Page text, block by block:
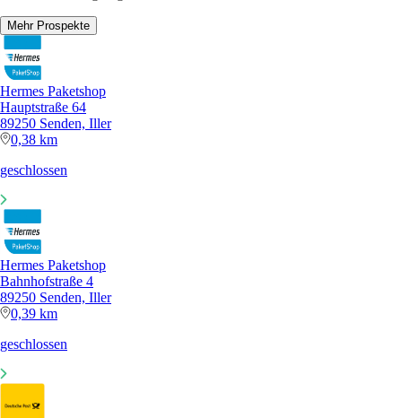
Mehr Prospekte
Hermes Paketshop
Hauptstraße 64
89250 Senden, Iller
0,38 km
geschlossen
Hermes Paketshop
Bahnhofstraße 4
89250 Senden, Iller
0,39 km
geschlossen